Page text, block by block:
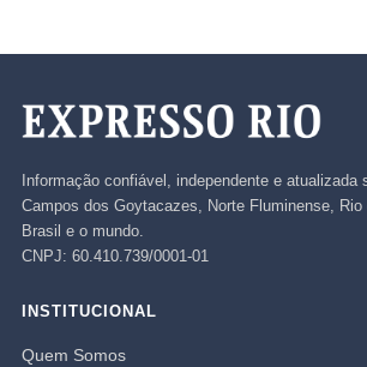
Informação confiável, independente e atualizada
Campos dos Goytacazes, Norte Fluminense, Rio
Brasil e o mundo.
CNPJ: 60.410.739/0001-01
INSTITUCIONAL
Quem Somos